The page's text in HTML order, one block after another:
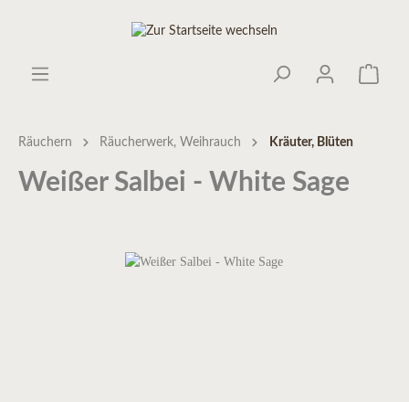
Räuchern Räucherwerk, Weihrauch Kräuter, Blüten
Weißer Salbei - White Sage